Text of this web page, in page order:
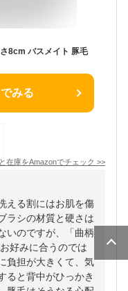
8cm バスメイト 豚毛
みる
在庫をAmazonでチェック >>
える割にはお肌を傷
ラシの材質と硬さは
いのですが、「曲柄
好みに合うのでは
負担が大きくて、気
ると背中がひっかき